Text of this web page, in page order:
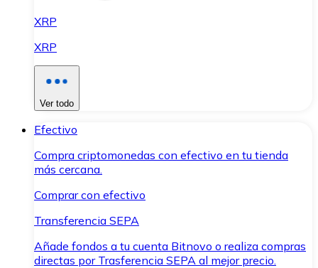
XRP
XRP
Ver todo
Efectivo
Compra criptomonedas con efectivo en tu tienda
más cercana.
Comprar con efectivo
Transferencia SEPA
Añade fondos a tu cuenta Bitnovo o realiza compras
directas por Trasferencia SEPA al mejor precio.